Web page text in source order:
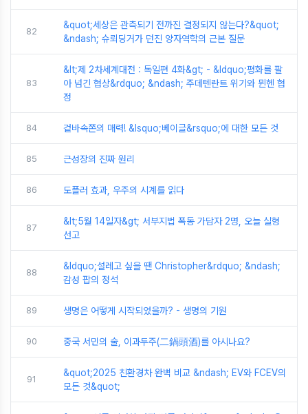
82
&quot;세상은 관측되기 전까진 결정되지 않는다?&quot;
&ndash; 슈뢰딩거가 던진 양자역학의 근본 질문
83
&lt;제 2차세계대전 : 독일편 4화&gt; - &ldquo;평화를 팔
아 넘긴 협상&rdquo; &ndash; 주데텐란트 위기와 뮌헨 협
정
84 겉바속쫀의 매력! &lsquo;베이글&rsquo;에 대한 모든 것
85 근성장의 진짜 원리
86 도플러 효과, 우주의 시계를 읽다
87
&lt;5월 14일자&gt; 서부지법 폭동 가담자 2명, 오늘 실형
선고
88
&ldquo;설레고 싶을 땐 Christopher&rdquo; &ndash;
감성 팝의 정석
89 생명은 어떻게 시작되었을까? - 생명의 기원
90 중국 서민의 술, 이과두주(二鍋頭酒)를 아시나요?
91
&quot;2025 친환경차 완벽 비교 &ndash; EV와 FCEV의
모든 것&quot;